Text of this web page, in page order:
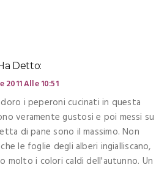
Detto:
2011 Alle 10:51
i peperoni cucinati in questa
veramente gustosi e poi messi su
di pane sono il massimo. Non
le foglie degli alberi ingialliscano,
molto i colori caldi dell'autunno. Un